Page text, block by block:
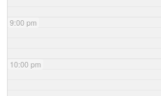
9:00 pm
10:00 pm